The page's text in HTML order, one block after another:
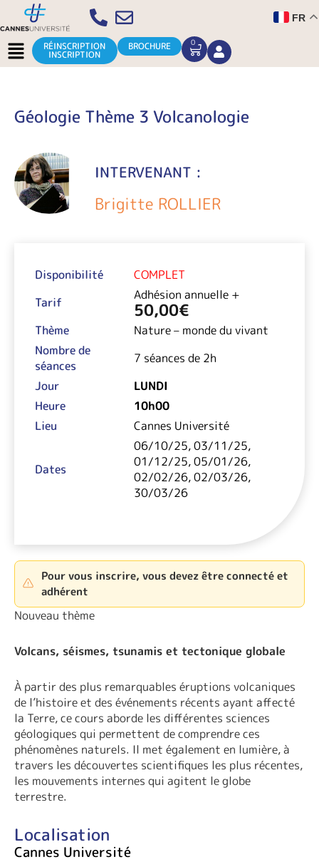
Aller
au
contenu
FR
Menu RÉINSCRIPTION
INSCRIPTION
BROCHURE 0
CART
Géologie Thème 3 Volcanologie
INTERVENANT :
Brigitte ROLLIER
Disponibilité
COMPLET
Tarif
Adhésion annuelle +
50,00€
Thème
Nature – monde du vivant
Nombre de
séances
7 séances de 2h
Jour
LUNDI
Heure
10h00
Lieu
Cannes Université
Dates
06/10/25, 03/11/25,
01/12/25, 05/01/26,
02/02/26, 02/03/26,
30/03/26
Pour vous inscrire, vous devez être connecté et
adhérent
Nouveau thème
Volcans, séismes, tsunamis et tectonique globale
À partir des plus remarquables éruptions volcaniques
de l’histoire et des événements récents ayant affecté
la Terre, ce cours aborde les différentes sciences
géologiques qui permettent de comprendre ces
phénomènes naturels. Il met également en lumière, à
travers les découvertes scientifiques les plus récentes,
les mouvements internes qui agitent le globe
terrestre.
Localisation
Cannes Université